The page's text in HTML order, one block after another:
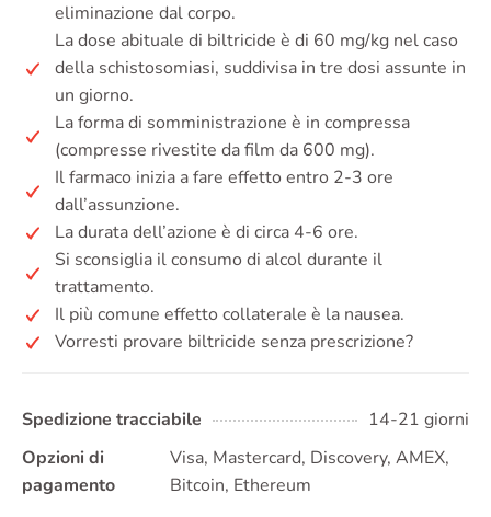
eliminazione dal corpo.
La dose abituale di biltricide è di 60 mg/kg nel caso
della schistosomiasi, suddivisa in tre dosi assunte in
un giorno.
La forma di somministrazione è in compressa
(compresse rivestite da film da 600 mg).
Il farmaco inizia a fare effetto entro 2-3 ore
dall’assunzione.
La durata dell’azione è di circa 4-6 ore.
Si sconsiglia il consumo di alcol durante il
trattamento.
Il più comune effetto collaterale è la nausea.
Vorresti provare biltricide senza prescrizione?
Spedizione tracciabile
14-21 giorni
Opzioni di
pagamento
Visa, Mastercard, Discovery, AMEX,
Bitcoin, Ethereum